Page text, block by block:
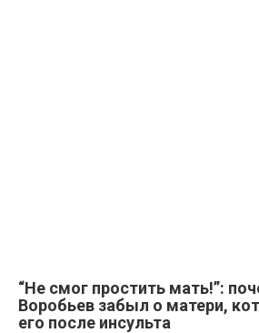
“Не смог простить мать!”:
Воробьев забыл о матери,
его после инсульта